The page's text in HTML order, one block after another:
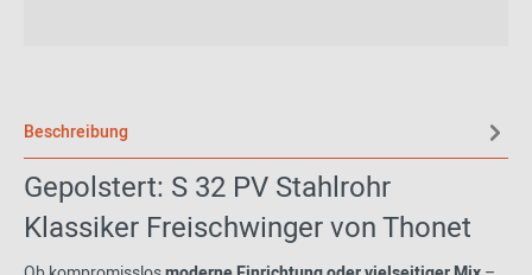
Beschreibung
Gepolstert: S 32 PV Stahlrohr
Klassiker Freischwinger von Thonet